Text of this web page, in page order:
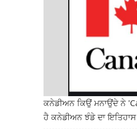
ਕਨੇਡੀਅਨ ਕਿਉਂ ਮਨਾਉਂਦੇ ਨੇ
ਹੈ ਕਨੇਡੀਅਨ ਝੰਡੇ ਦਾ ਇਤਿਹਾਸ